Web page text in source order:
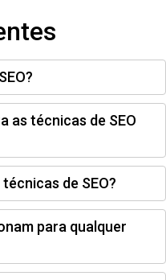
as técnicas de SEO
de SEO?
para qualquer